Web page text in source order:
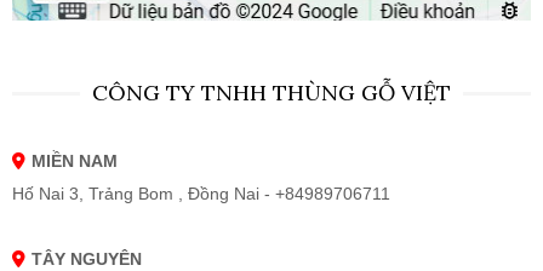
CÔNG TY TNHH THÙNG GỖ VIỆT
MIỀN NAM
Hố Nai 3, Trảng Bom , Đồng Nai - +84989706711
TÂY NGUYÊN